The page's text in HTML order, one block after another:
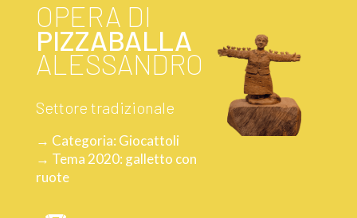
OPERA DI
PIZZABALLA
ALESSANDRO
Settore tradizionale
→ Categoria: Giocattoli
→ Tema 2020: galletto con
ruote